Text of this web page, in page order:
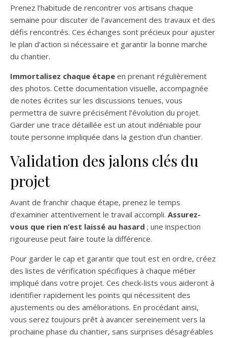
Prenez l’habitude de rencontrer vos artisans chaque
semaine pour discuter de l’avancement des travaux et des
défis rencontrés. Ces échanges sont précieux pour ajuster
le plan d’action si nécessaire et garantir la bonne marche
du chantier.
Immortalisez chaque étape en prenant régulièrement
des photos. Cette documentation visuelle, accompagnée
de notes écrites sur les discussions tenues, vous
permettra de suivre précisément l’évolution du projet.
Garder une trace détaillée est un atout indéniable pour
toute personne impliquée dans la gestion d’un chantier.
Validation des jalons clés du
projet
Avant de franchir chaque étape, prenez le temps
d’examiner attentivement le travail accompli. Assurez-
vous que rien n’est laissé au hasard ; une inspection
rigoureuse peut faire toute la différence.
Pour garder le cap et garantir que tout est en ordre, créez
des listes de vérification spécifiques à chaque métier
impliqué dans votre projet. Ces check-lists vous aideront à
identifier rapidement les points qui nécessitent des
ajustements ou des améliorations. En procédant ainsi,
vous serez toujours prêt à avancer sereinement vers la
prochaine phase du chantier, sans surprises désagréables